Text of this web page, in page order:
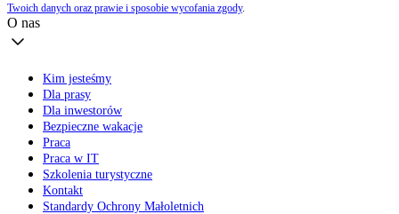
Twoich danych oraz prawie i sposobie wycofania zgody.
O nas
Kim jesteśmy
Dla prasy
Dla inwestorów
Bezpieczne wakacje
Praca
Praca w IT
Szkolenia turystyczne
Kontakt
Standardy Ochrony Małoletnich